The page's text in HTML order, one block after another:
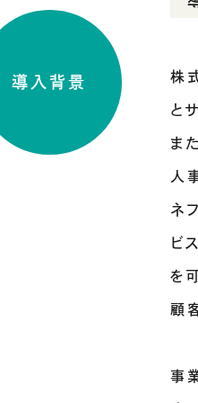
導入背景 株
と
ま
人
ネ
ビ
を
顧
事